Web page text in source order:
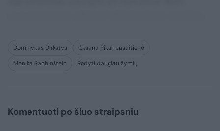
Dominykas Dirkstys
Oksana Pikul-Jasaitienė
Monika Rachinštein
Rodyti daugiau žymių
Komentuoti po šiuo straipsniu